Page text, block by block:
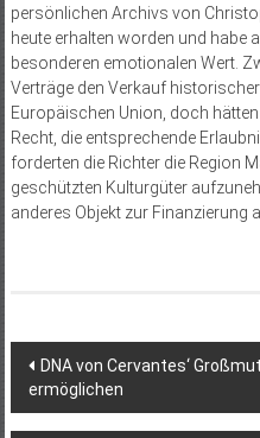
persönlichen Archivs von
heute erhalten worden und habe
besonderen emotionalen Wert.
Verträge den Verkauf
Europäischen Union, doch
Recht, die entsprechende
forderten die Richter die Region
geschützten Kulturgüter
anderes Objekt zur Finanzierung
DNA von Cervantes‘
ermöglichen